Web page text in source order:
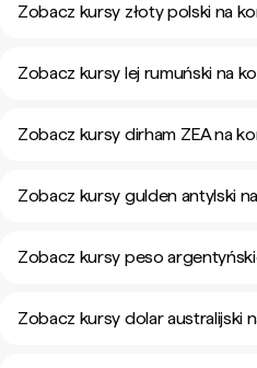
Zobacz kursy złoty polski na
Zobacz kursy lej rumuński na
Zobacz kursy dirham ZEA na
Zobacz kursy gulden antylski
Zobacz kursy peso
Zobacz kursy dolar australijski